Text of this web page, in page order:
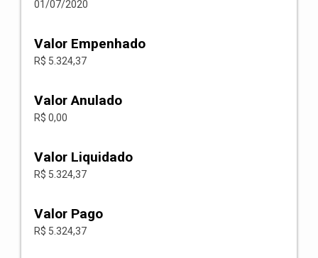
01/07/2020
Valor Empenhado
R$ 5.324,37
Valor Anulado
R$ 0,00
Valor Liquidado
R$ 5.324,37
Valor Pago
R$ 5.324,37